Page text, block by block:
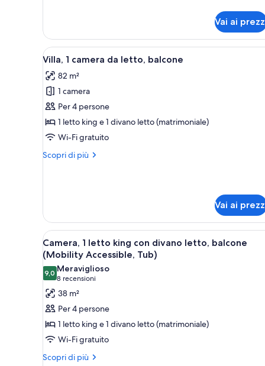
balcone
1
letto
king
divano
letto,
balcone
Vai ai
Apri
tutte
le
foto
per
Villa,
1
da
Una camera d'albergo con
6
Villa, 1 camera da letto, balcone
82 m²
1 camera
Per 4 persone
1 letto king e 1 divano letto (matrimoniale)
Wi-Fi gratuito
Scopri di più
Altri
da
letto,
balcone
Vai ai
Apri
tutte
le
foto
per
Camera,
1
letto
king
con
Camera d'albergo con un
5
Camera, 1 letto king con divano letto, balcone
(Mobility Accessible, Tub)
9,09,0 su 10
Meraviglioso
8 recensioni
(8
recensioni)
38 m²
Per 4 persone
1 letto king e 1 divano letto (matrimoniale)
Wi-Fi gratuito
Scopri di più
Altri